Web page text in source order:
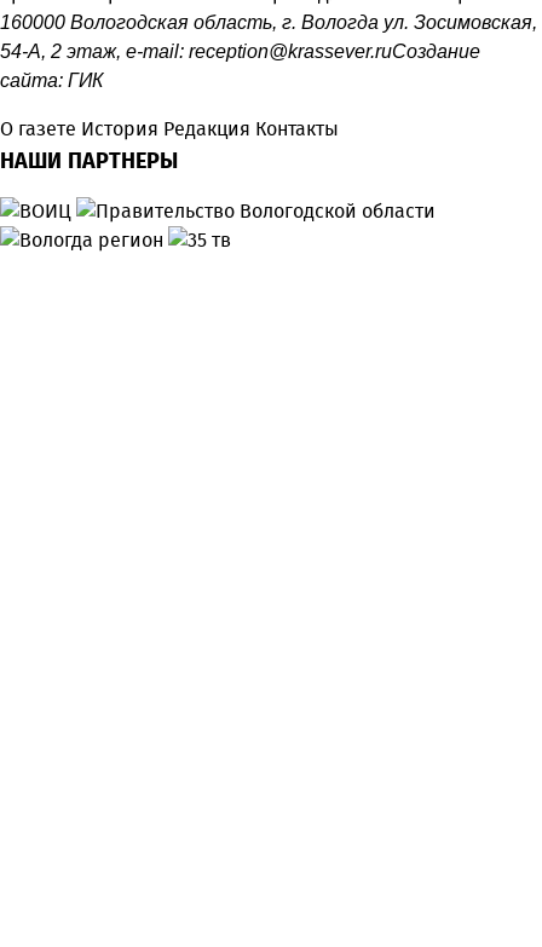
160000 Вологодская область, г. Вологда ул. Зосимовская,
54-А, 2 этаж, e-mail: reception@krassever.ruСоздание
сайта: ГИК
О газете История Редакция Контакты
НАШИ ПАРТНЕРЫ